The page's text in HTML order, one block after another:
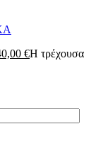
€Η τρέχουσα